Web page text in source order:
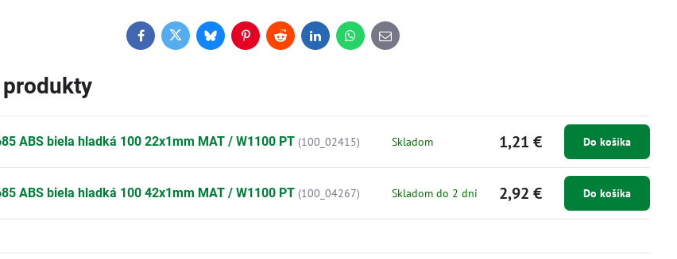
FacebookTwitterBlueskyPinterestRedditLinkedInWhatsApp
E-
mail
ABS biela hladká 100 22x1mm MAT / W1100 PT (100_02415) Skladom 1,21 € Do košíka
ABS biela hladká 100 42x1mm MAT / W1100 PT (100_04267) Skladom do 2 dni 2,92 € Do košíka